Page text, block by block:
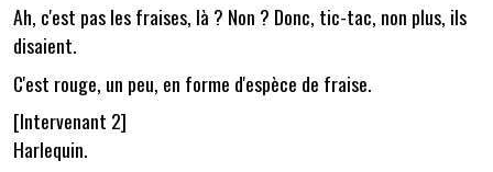
Ah, c'est pas les fraises, là ? Non ? Donc, tic-tac, non plus, ils
disaient.
C'est rouge, un peu, en forme d'espèce de fraise.
[Intervenant 2]
Harlequin.